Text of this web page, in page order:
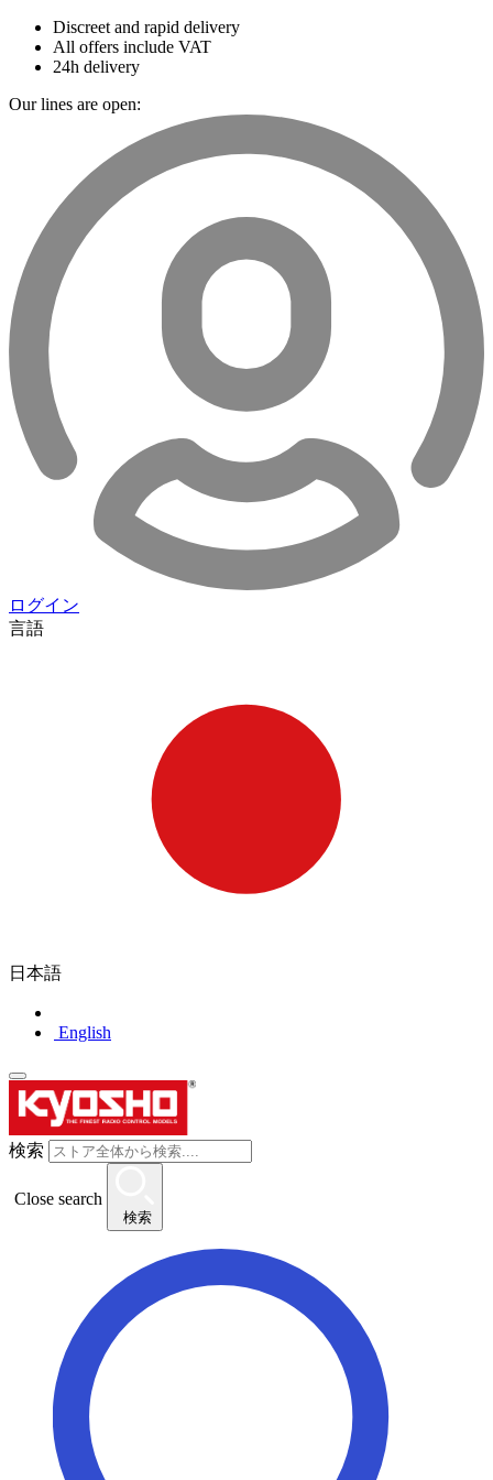
Discreet and rapid delivery
All offers include VAT
24h delivery
Our lines are open:
ログイン
言語
日本語
English
検索
Close search
検索